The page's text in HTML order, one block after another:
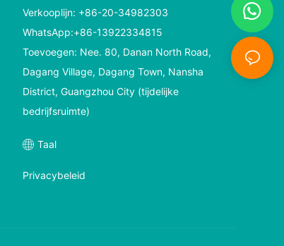
Verkooplijn: +86-20-34982303
WhatsApp:+86-13922334815
Toevoegen: Nee. 80, Danan North Road,
Dagang Village, Dagang Town, Nansha
District, Guangzhou City (tijdelijke
bedrijfsruimte)
Taal
Privacybeleid